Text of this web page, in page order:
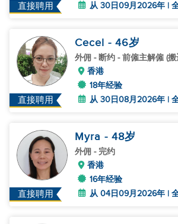
直接聘用
从 30日09月2026年 |
直接聘用
Cecel - 46岁
外佣 - 断约 - 前僱主解僱 (
香港
18年经验
从 30日08月2026年 |
直接聘用
Myra - 48岁
外佣 - 完约
香港
16年经验
从 04日09月2026年 |